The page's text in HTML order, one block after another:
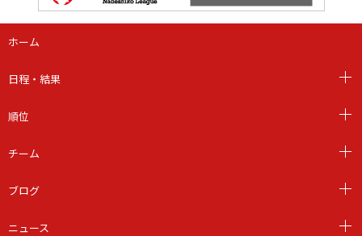
ホーム
日程・結果
順位
チーム
ブログ
ニュース